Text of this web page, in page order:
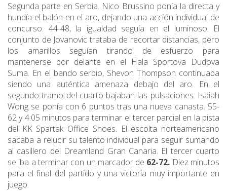
Segunda parte en Serbia. Nico Brussino ponía la directa y
hundía el balón en el aro, dejando una acción individual de
concurso. 44-48, la igualdad seguía en el luminoso. El
conjunto de Jovanovic trataba de recortar distancias, pero
los amarillos seguían tirando de esfuerzo para
mantenerse por delante en el Hala Sportova Dudova
Suma. En el bando serbio, Shevon Thompson continuaba
siendo una auténtica amenaza debajo del aro. En el
segundo tramo del cuarto bajaban las pulsaciones. Isaiah
Wong se ponía con 6 puntos tras una nueva canasta. 55-
62 y 4:05 minutos para terminar el tercer parcial en la pista
del KK Spartak Office Shoes. El escolta norteamericano
sacaba a relucir su talento individual para seguir sumando
al casillero del Dreamland Gran Canaria. El tercer cuarto
se iba a terminar con un marcador de 62-72. Diez minutos
para el final del partido y una victoria muy importante en
juego.